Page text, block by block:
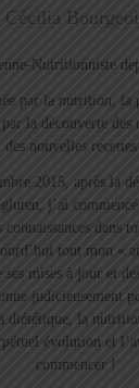
Cécilia
Nutritionniste
par la nutrition, la
la découverte des
des nouvelles
2015, après la
j’ai
dans
tout mon «
ses mises à jour et
judicieusement
diététique, la
évolution et
commencer !